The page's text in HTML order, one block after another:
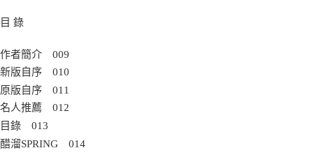
目 錄
作者簡介 009
新版自序 010
原版自序 011
名人推薦 012
目錄 013
醋溜SPRING 014